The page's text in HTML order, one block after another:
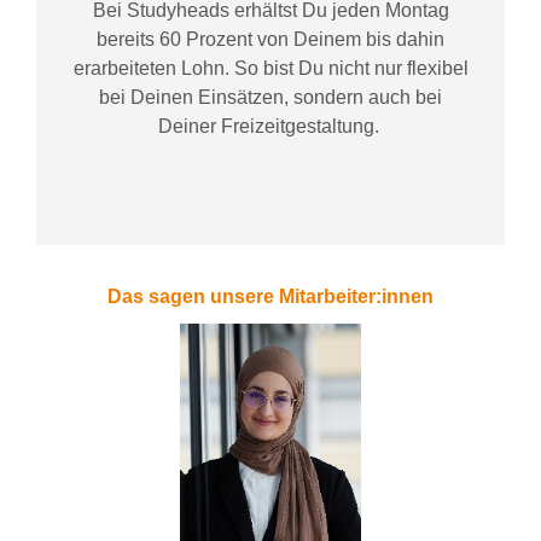
Bei Studyheadserhältst Du jeden Montag
bereits 60 Prozent von Deinem bis dahin
erarbeiteten Lohn. So bist Du nicht nur flexibel
bei Deinen Einsätzen, sondern auch bei
DeinerFreizeitgestaltung.
Das sagen unsere Mitarbeiter:innen